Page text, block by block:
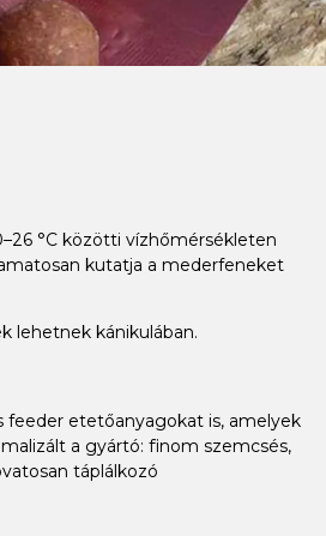
°C közötti vízhőmérsékleten
kutatja a mederfeneket
lehetnek kánikulában.
etetőanyagokat is, amelyek
a gyártó: finom szemcsés,
táplálkozó